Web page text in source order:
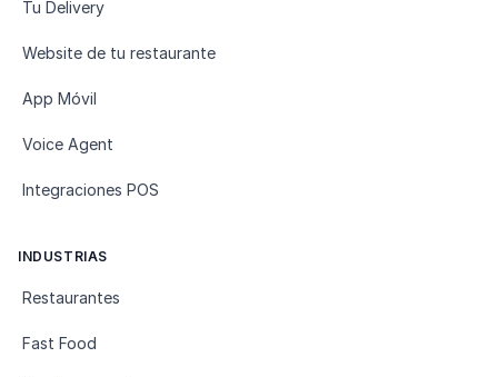
Tu Delivery
Website de tu restaurante
App Móvil
Voice Agent
Integraciones POS
INDUSTRIAS
Restaurantes
Fast Food